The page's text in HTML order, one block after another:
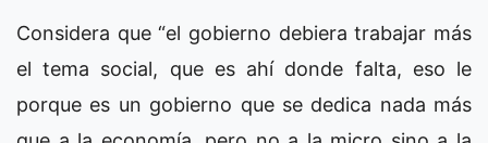
Considera que “el gobierno debiera trabajar más
el tema social, que es ahí donde falta, eso le
porque es un gobierno que se dedica nada más